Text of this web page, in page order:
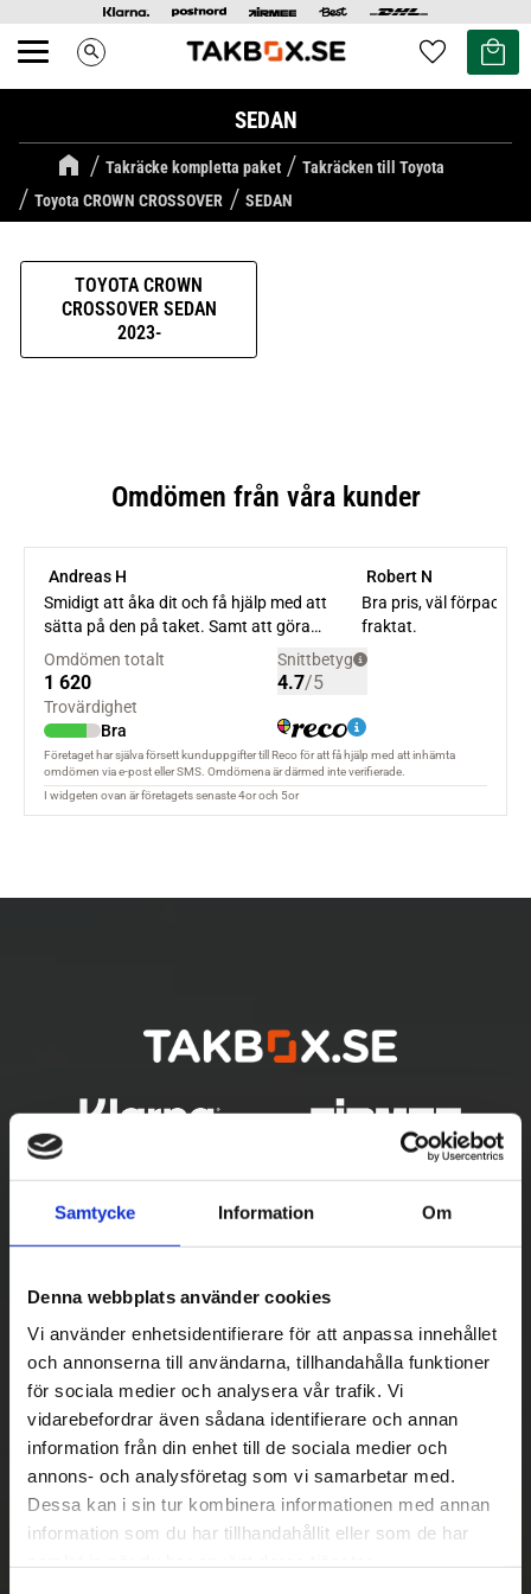
Samtycke Information Om
Denna webbplats använder cookies
Vi använder enhetsidentifierare för att anpassa innehållet
och annonserna till användarna, tillhandahålla funktioner
för sociala medier och analysera vår trafik. Vi
vidarebefordrar även sådana identifierare och annan
information från din enhet till de sociala medier och
annons- och analysföretag som vi samarbetar med.
Dessa kan i sin tur kombinera informationen med annan
information som du har tillhandahållit eller som de har
Meny search Favoriter
Kundvagn
SEDAN
Takräcke kompletta paket
Takräcken till Toyota
Toyota CROWN CROSSOVER
SEDAN
TOYOTA CROWN
CROSSOVER SEDAN
2023-
Betala säkert
|| Välj ||
Snabba leveranser
|| Eller ||